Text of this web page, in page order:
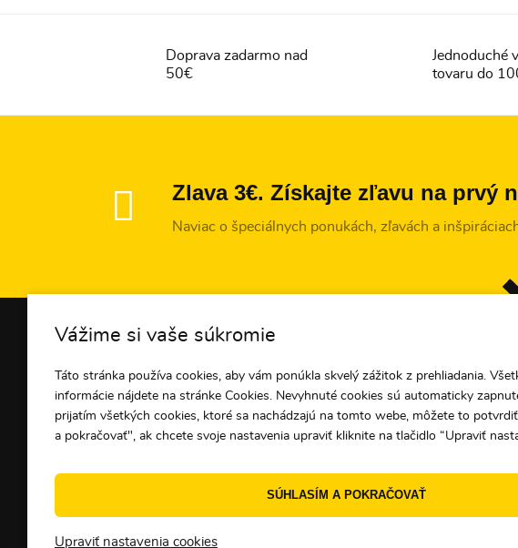
Doprava zadarmo nad
50€
Jednoduché
tovaru do
Zlava 3€. Získajte zľavu na prvý
Naviac o špeciálnych ponukách, zľavách a
INFORMÁCIE O NÁKUPE
Všetko o nákupe
Platba
Doprava
Vrátenie tovaru a reklamácie
Ochrana osobných údajov
Cookies
Vážime si vaše súkromie
Táto stránka používa cookies, aby vám ponúkla skvelý zážitok z prehliadania.
informácie nájdete na stránke Cookies. Nevyhnuté cookies sú automaticky
prijatím všetkých cookies, ktoré sa nachádzajú na tomto webe, môžete to
a pokračovať", ak chcete svoje nastavenia upraviť kliknite na tlačidlo “Upraviť
SÚHLASÍM A POKRAČOVAŤ
Upraviť nastavenia cookies